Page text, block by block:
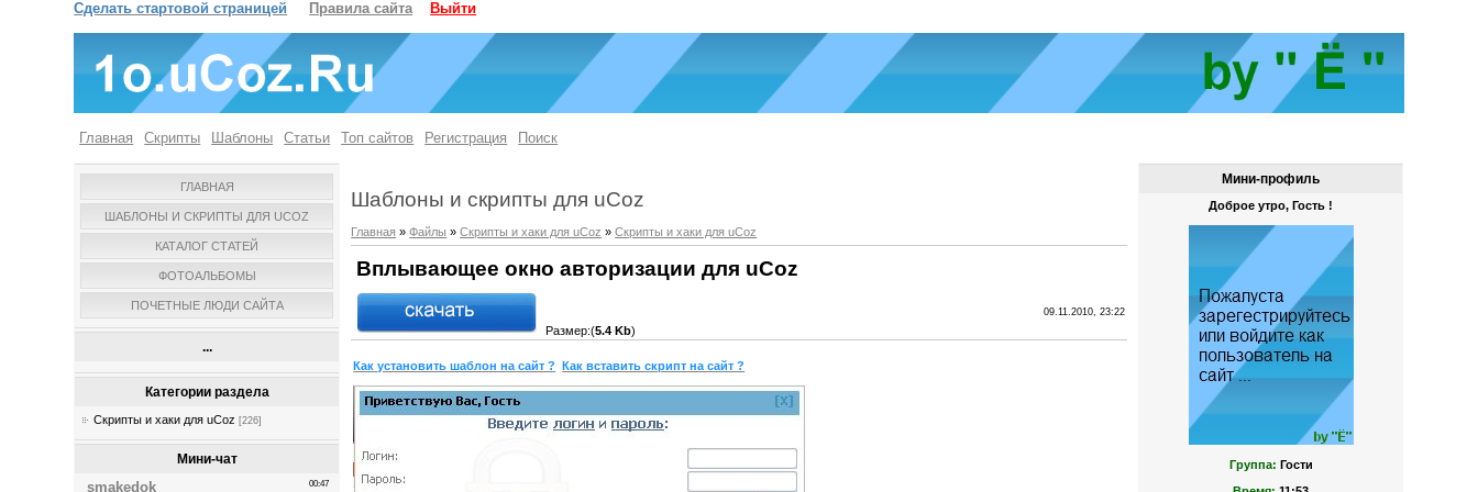
Сделать стартовой страницей Правила сайта Выйти
Главная Скрипты Шаблоны Статьи Топ сайтов Регистрация Поиск
ГЛАВНАЯ
ШАБЛОНЫ И СКРИПТЫ ДЛЯ UCOZ
КАТАЛОГ СТАТЕЙ
ФОТОАЛЬБОМЫ
ПОЧЕТНЫЕ ЛЮДИ САЙТА
...
Категории раздела
Скрипты и хаки для uCoz [226]
Мини-чат
Шаблоны и скрипты для uCoz
Главная »Файлы »Скрипты и хаки для uCoz »Скрипты и хаки для uCoz
Вплывающее окно авторизации для uCoz
Размер:(5.4 Kb)
09.11.2010, 23:22
Как установить шаблон на сайт ? Как вставить скрипт на сайт ?
Мини-профиль
Доброе утро, Гость !
Группа: Гости